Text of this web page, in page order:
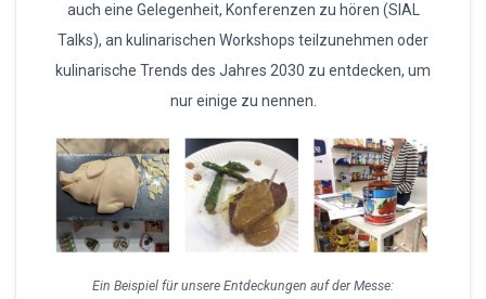
auch eine Gelegenheit, Konferenzen zu hören (SIAL
Talks), an kulinarischen Workshops teilzunehmen oder
kulinarische Trends des Jahres 2030 zu entdecken, um
nur einige zu nennen.
Ein Beispiel für unsere Entdeckungen auf der Messe: